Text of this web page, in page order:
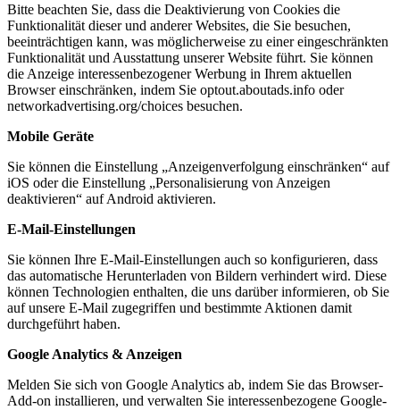
Bitte beachten Sie, dass die Deaktivierung von Cookies die
Funktionalität dieser und anderer Websites, die Sie besuchen,
beeinträchtigen kann, was möglicherweise zu einer eingeschränkten
Funktionalität und Ausstattung unserer Website führt. Sie können
die Anzeige interessenbezogener Werbung in Ihrem aktuellen
Browser einschränken, indem Sie optout.aboutads.info oder
networkadvertising.org/choices besuchen.
Mobile Geräte
Sie können die Einstellung „Anzeigenverfolgung einschränken“ auf
iOS oder die Einstellung „Personalisierung von Anzeigen
deaktivieren“ auf Android aktivieren.
E-Mail-Einstellungen
Sie können Ihre E-Mail-Einstellungen auch so konfigurieren, dass
das automatische Herunterladen von Bildern verhindert wird. Diese
können Technologien enthalten, die uns darüber informieren, ob Sie
auf unsere E-Mail zugegriffen und bestimmte Aktionen damit
durchgeführt haben.
Google Analytics & Anzeigen
Melden Sie sich von Google Analytics ab, indem Sie das Browser-
Add-on installieren, und verwalten Sie interessenbezogene Google-